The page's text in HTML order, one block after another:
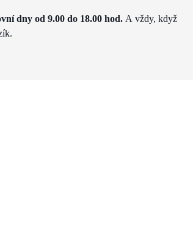
dny od 9.00 do 18.00 hod. A vždy, když